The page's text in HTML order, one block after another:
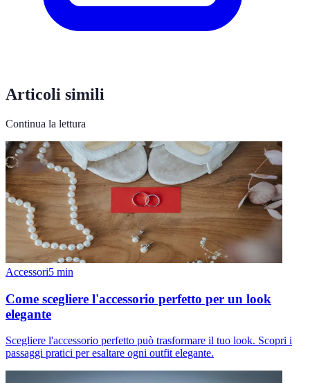
Articoli simili
Continua la lettura
Accessori5 min
Come scegliere l'accessorio perfetto per un look
elegante
Scegliere l'accessorio perfetto può trasformare il tuo look. Scopri i
passaggi pratici per esaltare ogni outfit elegante.